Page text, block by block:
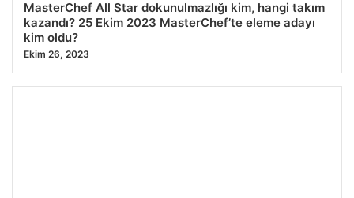
MasterChef All Star dokunulmazlığı kim, hangi takım
kazandı? 25 Ekim 2023 MasterChef’te eleme adayı
kim oldu?
Ekim 26, 2023